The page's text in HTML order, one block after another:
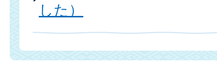
した）